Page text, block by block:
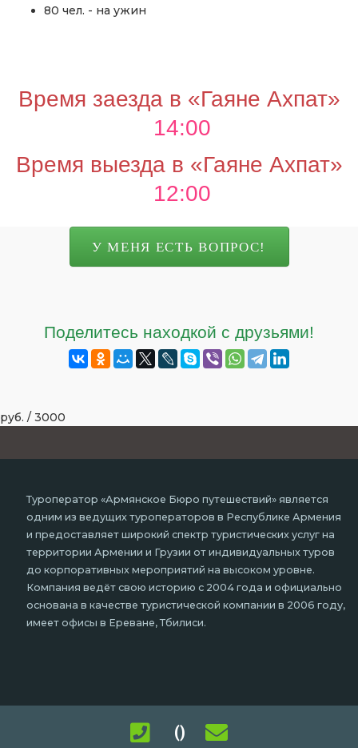
80 чел. - на ужин
Время заезда в «Гаяне Ахпат»
14:00
Время выезда в «Гаяне Ахпат»
12:00
У МЕНЯ ЕСТЬ ВОПРОС!
Поделитесь находкой с друзьями!
руб. / 3000
Туроператор «Армянское Бюро путешествий» является
одним из ведущих туроператоров в Республике Армения
и предоставляет широкий спектр туристических услуг на
территории Армении и Грузии от индивидуальных туров
до корпоративных мероприятий на высоком уровне.
Компания ведёт свою историю с 2004 года и официально
основана в качестве туристической компании в 2006 году,
имеет офисы в Ереване, Тбилиси.
()